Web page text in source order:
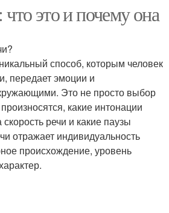
это и почему она
способ, которым человек
передает эмоции и
Это не просто выбор
какие интонации
речи и какие паузы
отражает индивидуальность
происхождение, уровень